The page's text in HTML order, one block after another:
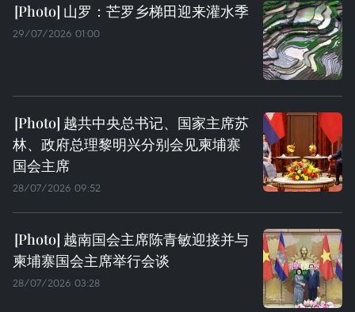
山罗：芒罗乡梯田迎来灌水季
29/07/2026 01:00
越共中央总书记、国家主席苏
林、政府总理黎明兴分别会见柬埔寨
国会主席
28/07/2026 09:52
越南国会主席陈青敏迎接并与
柬埔寨国会主席举行会谈
28/07/2026 03:28